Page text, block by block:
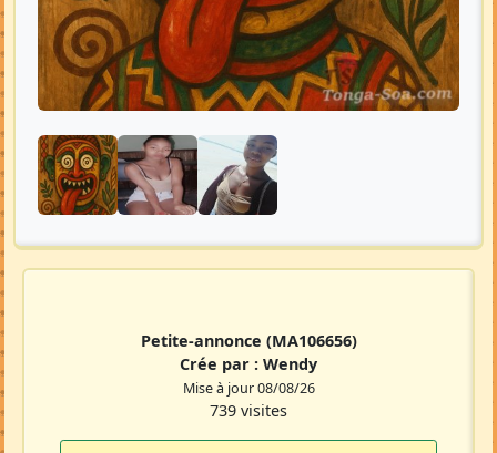
Petite-annonce (MA106656)
Crée par : Wendy
Mise à jour 08/08/26
739 visites